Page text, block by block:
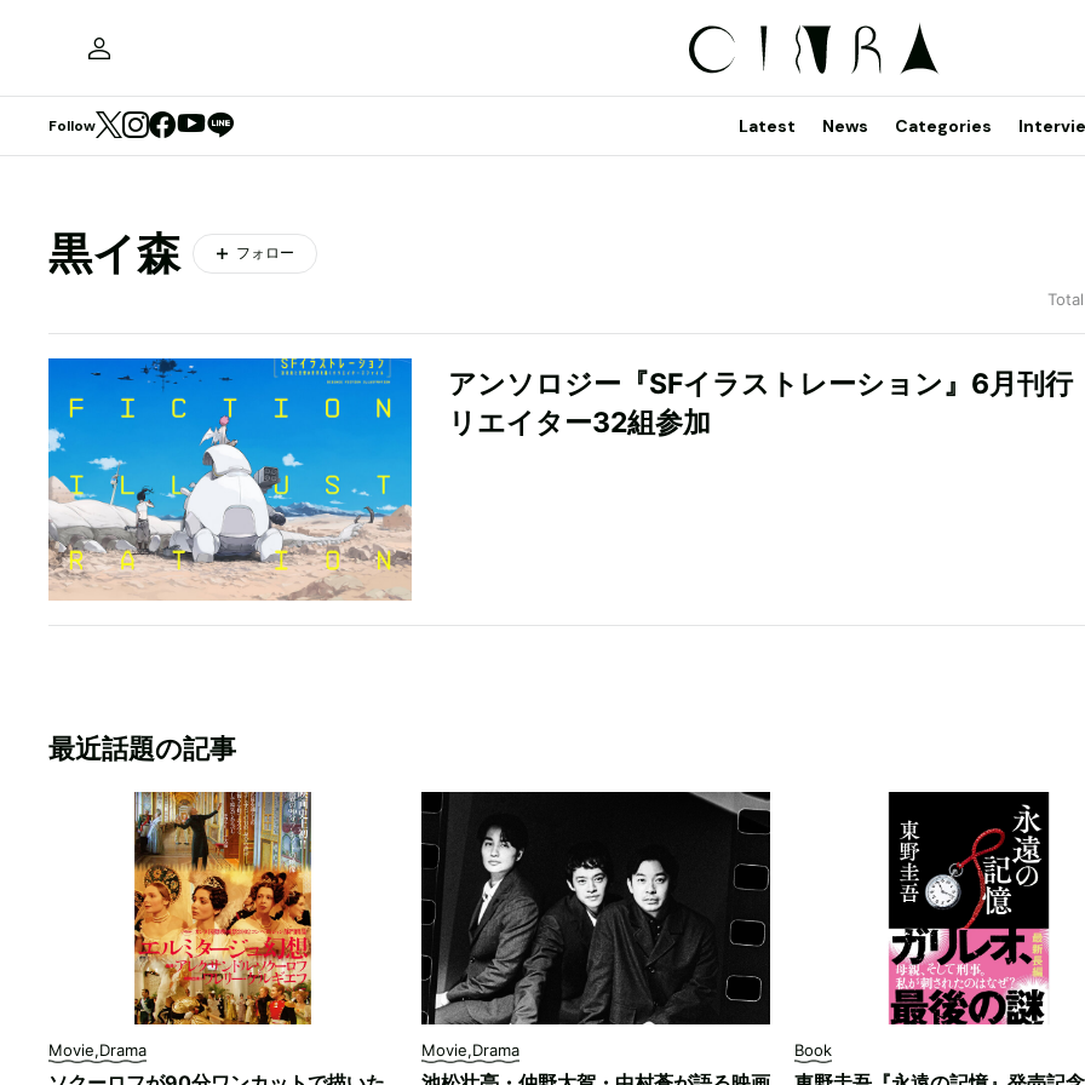
Follow Latest News Categories
黒イ森 フォロー
アンソロジー『SFイラストレーション』6月刊
リエイター32組参加
最近話題の記事
Movie,Drama Movie,Drama Book